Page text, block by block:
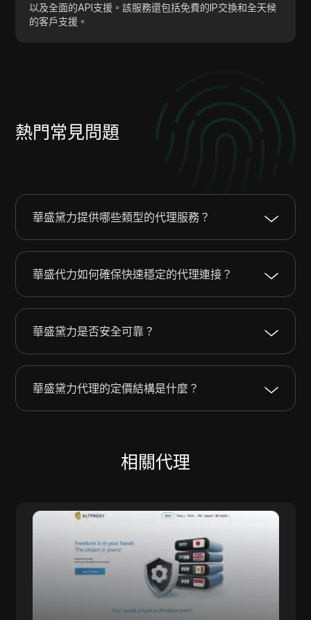
以及全面的API支援。該服務還包括免費的IP交換和全天候
的客戶支援。
熱門常見問題
華盛黛力提供哪些類型的代理服務？
華盛代力如何確保快速穩定的代理連接？
華盛黛力是否安全可靠？
華盛黛力代理的定價結構是什麼？
相關代理
AltProxy
ALTPROXY 提供適用於各種規模企業的代理解決
方案，服務覆蓋超過100個國家，擁有2100萬個IP
地址。我們專注於提供私有（數據中心）和移動代
理，已經運營自2015年。